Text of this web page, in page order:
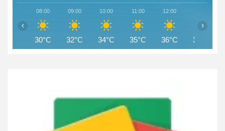
08:00
30°C
09:00
32°C
10:00
34°C
11:00
35°C
12:00
36°C 37°C
‹ ›